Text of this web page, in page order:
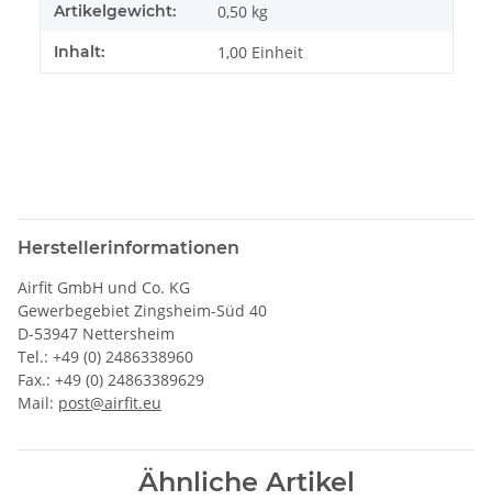
Artikelgewicht: 0,50 kg
Inhalt: 1,00 Einheit
Herstellerinformationen
Airfit GmbH und Co. KG
Gewerbegebiet Zingsheim-Süd 40
D-53947 Nettersheim
Tel.: +49 (0) 2486338960
Fax.: +49 (0) 24863389629
Mail: post@airfit.eu
Ähnliche Artikel